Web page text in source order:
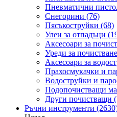
Пневматични
Снегорини (76)
Пясъкоструйки (68)
Улеи за отпадъци
Аксесоари за
Уреди за
Аксесоари за
Прахосмукачки и
Водоструйки и
Подопочистващи
Други почистващи
Ръчни инструменти